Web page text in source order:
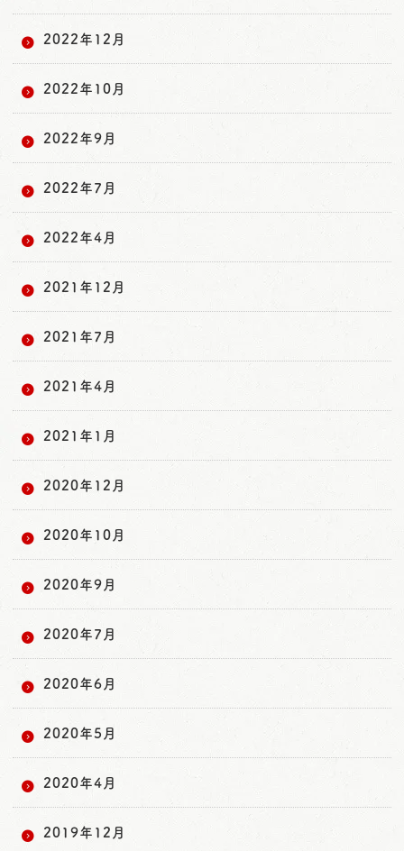
2022年12月
2022年10月
2022年9月
2022年7月
2022年4月
2021年12月
2021年7月
2021年4月
2021年1月
2020年12月
2020年10月
2020年9月
2020年7月
2020年6月
2020年5月
2020年4月
2019年12月